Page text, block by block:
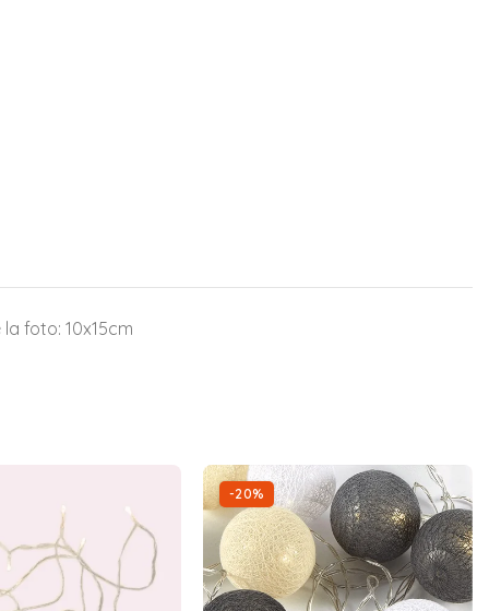
foto: 10x15cm
-20%